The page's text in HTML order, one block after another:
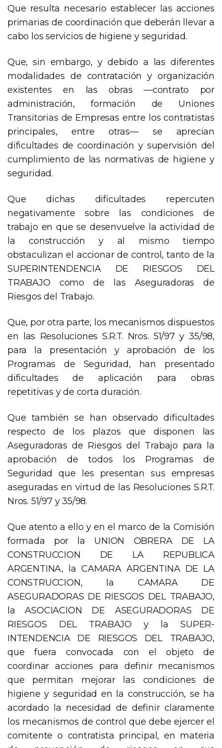
Que resulta necesario establecer las acciones
primarias de coordinación que deberán llevar a
cabo los servicios de higiene y seguridad.
Que, sin embargo, y debido a las diferentes
modalidades de contratación y organización
existentes en las obras —contrato por
administración, formación de Uniones
Transitorias de Empresas entre los contratistas
principales, entre otras— se aprecian
dificultades de coordinación y supervisión del
cumplimiento de las normativas de higiene y
seguridad.
Que dichas dificultades repercuten
negativamente sobre las condiciones de
trabajo en que se desenvuelve la actividad de
la construcción y al mismo tiempo
obstaculizan el accionar de control, tanto de la
SUPERINTENDENCIA DE RIESGOS DEL
TRABAJO como de las Aseguradoras de
Riesgos del Trabajo.
Que, por otra parte, los mecanismos dispuestos
en las Resoluciones S.R.T. Nros. 51/97 y 35/98,
para la presentación y aprobación de los
Programas de Seguridad, han presentado
dificultades de aplicación para obras
repetitivas y de corta duración.
Que también se han observado dificultades
respecto de los plazos que disponen las
Aseguradoras de Riesgos del Trabajo para la
aprobación de todos los Programas de
Seguridad que les presentan sus empresas
aseguradas en virtud de las Resoluciones S.R.T.
Nros. 51/97 y 35/98.
Que atento a ello y en el marco de la Comisión
formada por la UNION OBRERA DE LA
CONSTRUCCION DE LA REPUBLICA
ARGENTINA, la CAMARA ARGENTINA DE LA
CONSTRUCCION, la CAMARA DE
ASEGURADORAS DE RIESGOS DEL TRABAJO,
la ASOCIACION DE ASEGURADORAS DE
RIESGOS DEL TRABAJO y la SUPER-
INTENDENCIA DE RIESGOS DEL TRABAJO,
que fuera convocada con el objeto de
coordinar acciones para definir mecanismos
que permitan mejorar las condiciones de
higiene y seguridad en la construcción, se ha
acordado la necesidad de definir claramente
los mecanismos de control que debe ejercer el
comitente o contratista principal, en materia